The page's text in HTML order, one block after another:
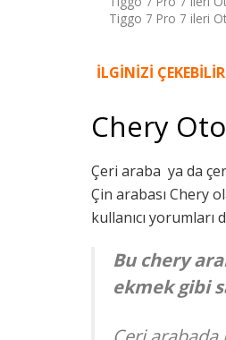
Tiggo 7 Pro 7 ileri
İLGİNİZİ ÇEKEBİLİR
Chery
Çeri araba ya da
Çin arabası Chery
kullanıcı
Bu chery
ekmek gibi